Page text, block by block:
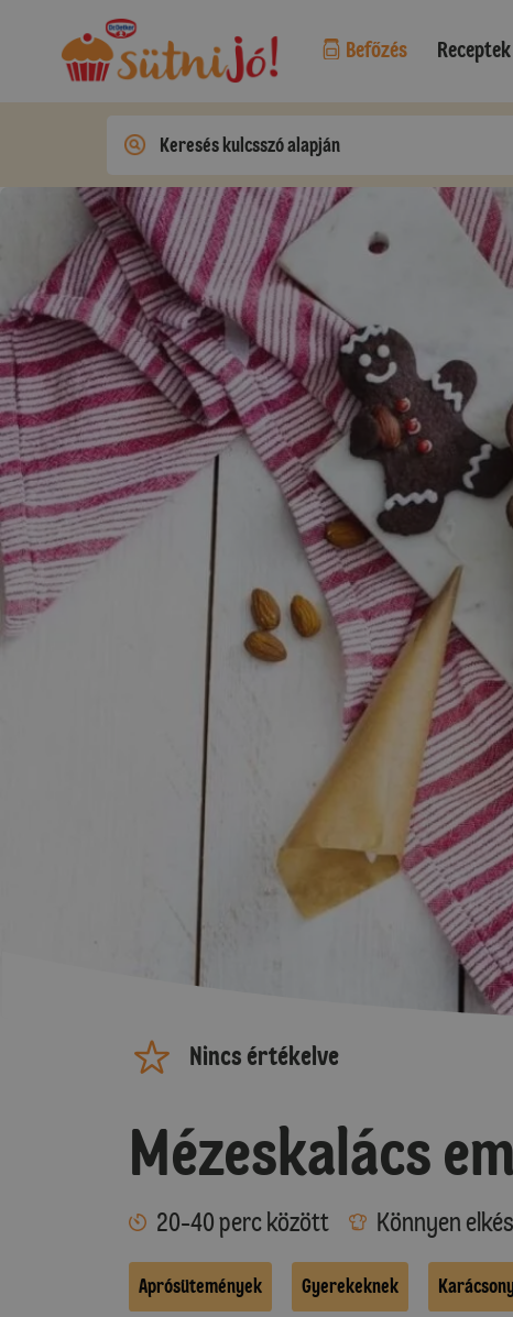
Befőzés Receptek
Nincs értékelve
Mézeskalács
20-40 perc között Könnyen
Aprósütemények Gyerekeknek